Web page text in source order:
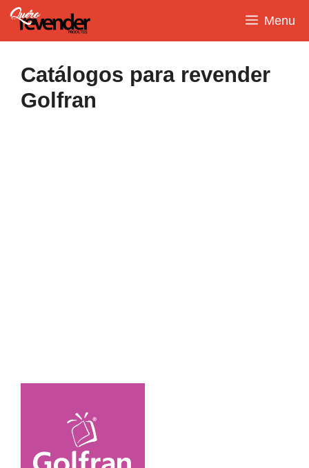
Pular
para
o
Menu
Catálogos para revender
Golfran